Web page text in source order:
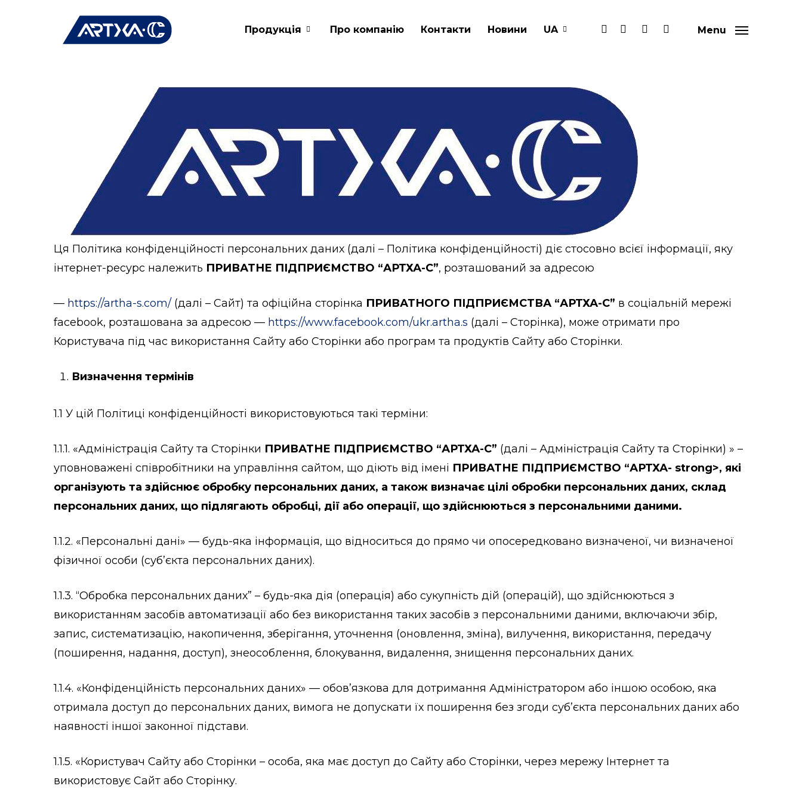
Продукція Про компанію Контакти Новини UA facebook
instagram
phoneemail Menu
Ця Політика конфіденційності персональних даних (далі – Політика конфіденційності) діє стосовно всієї інформації, яку
інтернет-ресурс належить ПРИВАТНЕ ПІДПРИЄМСТВО “АРТХА-С”, розташований за адресою
— https://artha-s.com/ (далі – Сайт) та офіційна сторінка ПРИВАТНОГО ПІДПРИЄМСТВА “АРТХА-С” в соціальній мережі
facebook, розташована за адресою — https://www.facebook.com/ukr.artha.s (далі – Сторінка), може отримати про
Користувача під час використання Сайту або Сторінки або програм та продуктів Сайту або Сторінки.
Визначення термінів
1.1 У цій Політиці конфіденційності використовуються такі терміни:
1.1.1. «Адміністрація Сайту та Сторінки ПРИВАТНЕ ПІДПРИЄМСТВО “АРТХА-С” (далі – Адміністрація Сайту та Сторінки) » –
уповноважені співробітники на управління сайтом, що діють від імені ПРИВАТНЕ ПІДПРИЄМСТВО “АРТХА- strong>, які
організують та здійснює обробку персональних даних, а також визначає цілі обробки персональних даних, склад
персональних даних, що підлягають обробці, дії або операції, що здійснюються з персональними даними.
1.1.2. «Персональні дані» — будь-яка інформація, що відноситься до прямо чи опосередковано визначеної, чи визначеної
фізичної особи (суб’єкта персональних даних).
1.1.3. “Обробка персональних даних” – будь-яка дія (операція) або сукупність дій (операцій), що здійснюються з
використанням засобів автоматизації або без використання таких засобів з персональними даними, включаючи збір,
запис, систематизацію, накопичення, зберігання, уточнення (оновлення, зміна), вилучення, використання, передачу
(поширення, надання, доступ), знеособлення, блокування, видалення, знищення персональних даних.
1.1.4. «Конфіденційність персональних даних» — обов’язкова для дотримання Адміністратором або іншою особою, яка
отримала доступ до персональних даних, вимога не допускати їх поширення без згоди суб’єкта персональних даних або
наявності іншої законної підстави.
1.1.5. «Користувач Сайту або Сторінки – особа, яка має доступ до Сайту або Сторінки, через мережу Інтернет та
використовує Сайт або Сторінку.